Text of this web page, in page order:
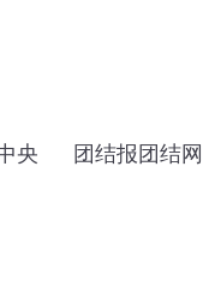
央 团结报团结网